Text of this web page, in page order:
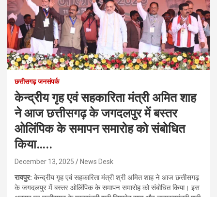
छत्तीसगढ़ जनसंपर्क
केन्द्रीय गृह एवं सहकारिता मंत्री अमित शाह
ने आज छत्तीसगढ़ के जगदलपुर में बस्तर
ओलिंपिक के समापन समारोह को संबोधित
किया…..
December 13, 2025 News Desk
रायपुर:केन्द्रीय गृह एवं सहकारिता मंत्री श्री अमित शाह ने आज छत्तीसगढ़
के जगदलपुर में बस्तर ओलिंपिक के समापन समारोह को संबोधित किया। इस